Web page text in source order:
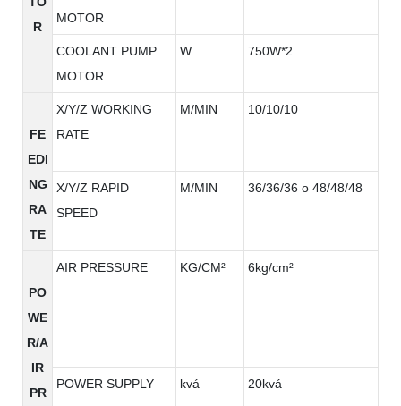
R
MOTOR
COOLANT PUMP
MOTOR
W 750W*2
FE
EDI
NG
RA
TE
X/Y/Z WORKING
RATE
M/MIN 10/10/10
X/Y/Z RAPID
SPEED
M/MIN 36/36/36 o 48/48/48
PO
WE
R/A
IR
PR
AIR PRESSURE KG/CM² 6kg/cm²
POWER SUPPLY kvá 20kvá